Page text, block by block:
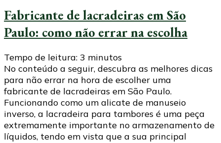
Fabricante de lacradeiras em São
Paulo: como não errar na escolha
Tempo de leitura: 3 minutos
No conteúdo a seguir, descubra as melhores dicas
para não errar na hora de escolher uma
fabricante de lacradeiras em São Paulo.
Funcionando como um alicate de manuseio
inverso, a lacradeira para tambores é uma peça
extremamente importante no armazenamento de
líquidos, tendo em vista que a sua principal